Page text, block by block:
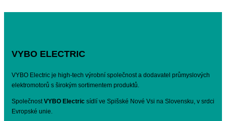
VYBO ELECTRIC
VYBO Electric je high-tech výrobní společnost a dodavatel průmyslových
elektromotorů s širokým sortimentem produktů.
SpolečnostVYBO Electric sídlí ve Spišské Nové Vsi na Slovensku, v srdci
Evropské unie.